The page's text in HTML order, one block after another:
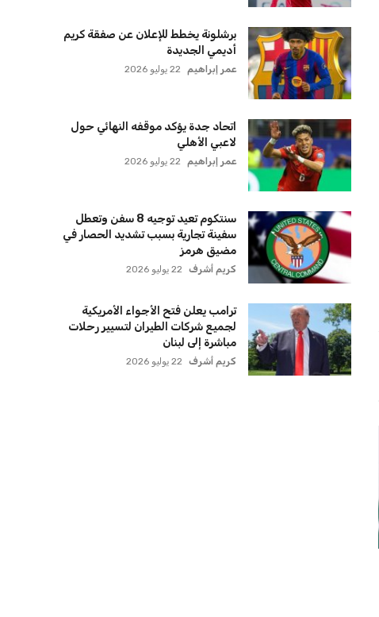
برشلونة يخطط للإعلان عن صفقة كريم
أديمي الجديدة
عمر إبراهيم 22 يوليو 2026
اتحاد جدة يؤكد موقفه النهائي حول
لاعبي الأهلي
عمر إبراهيم 22 يوليو 2026
سنتكوم تعيد توجيه 8 سفن وتعطل
سفينة تجارية بسبب تشديد الحصار في
مضيق هرمز
كريم أشرف 22 يوليو 2026
ترامب يعلن فتح الأجواء الأمريكية
لجميع شركات الطيران لتسيير رحلات
مباشرة إلى لبنان
كريم أشرف 22 يوليو 2026